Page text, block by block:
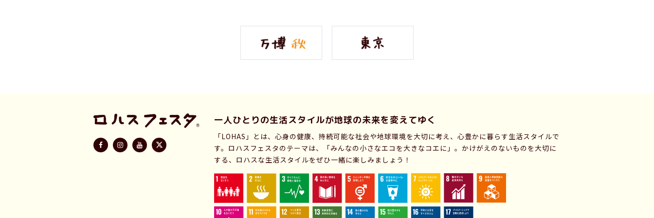
一人ひとりの生活スタイルが地球の未来を変えてゆく
「LOHAS」とは、心身の健康、持続可能な社会や地球環境を大切に考え、心豊かに暮らす生活スタイルで
す。ロハスフェスタのテーマは、「みんなの小さなエコを大きなコエに」。かけがえのないものを大切に
する、ロハスな生活スタイルをぜひ一緒に楽しみましょう！